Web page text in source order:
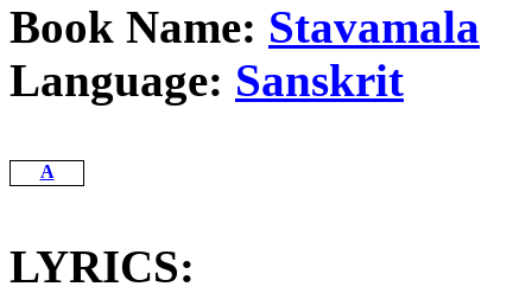
Book Name: Stavamala
Language: Sanskrit
A
LYRICS: